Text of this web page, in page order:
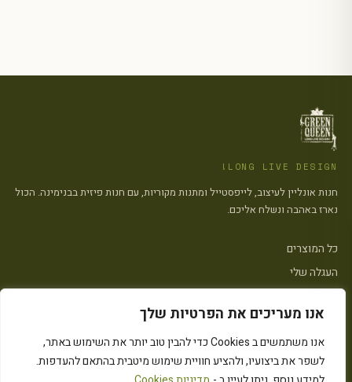
אנו מעריכים את הפרטיות שלך
אנו משתמשים ב Cookies כדי להבין טוב יותר את השימוש באתר,
לשפר את ביצועיו, ולהציע חוויית שימוש מיטבית בהתאם להעדפות.
LONG LIVE DESIGN!
חנות אונליין לעיצוב, לייפסטייל ומתנות מקוריות, עם חנות פיזית בבנימינה. הכול
נארז באהבה ונשלח אליכם.
כל המוצרים
העגלה שלי
הצהרת נגישות מדיניות פרטיות
תקנון האתר
Instagramהמחירים כוללים מע״מ